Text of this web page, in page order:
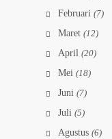
Februari(7)
Maret(12)
April(20)
Mei(18)
Juni(7)
Juli(5)
Agustus(6)